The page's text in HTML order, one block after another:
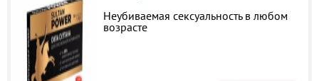
Неубиваемая сексуальность в любом
возрасте